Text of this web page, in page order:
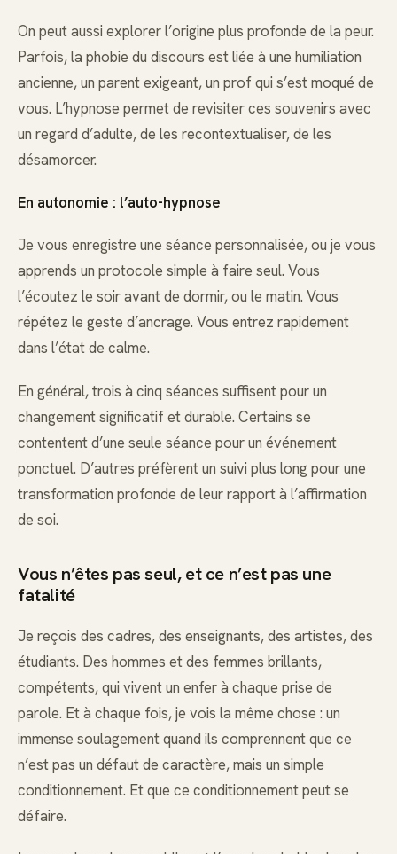
On peut aussi explorer l’origine plus profonde de la peur.
Parfois, la phobie du discours est liée à une humiliation
ancienne, un parent exigeant, un prof qui s’est moqué de
vous. L’hypnose permet de revisiter ces souvenirs avec
un regard d’adulte, de les recontextualiser, de les
désamorcer.
En autonomie : l’auto-hypnose
Je vous enregistre une séance personnalisée, ou je vous
apprends un protocole simple à faire seul. Vous
l’écoutez le soir avant de dormir, ou le matin. Vous
répétez le geste d’ancrage. Vous entrez rapidement
dans l’état de calme.
En général, trois à cinq séances suffisent pour un
changement significatif et durable. Certains se
contentent d’une seule séance pour un événement
ponctuel. D’autres préfèrent un suivi plus long pour une
transformation profonde de leur rapport à l’affirmation
de soi.
Vous n’êtes pas seul, et ce n’est pas une
fatalité
Je reçois des cadres, des enseignants, des artistes, des
étudiants. Des hommes et des femmes brillants,
compétents, qui vivent un enfer à chaque prise de
parole. Et à chaque fois, je vois la même chose : un
immense soulagement quand ils comprennent que ce
n’est pas un défaut de caractère, mais un simple
conditionnement. Et que ce conditionnement peut se
défaire.